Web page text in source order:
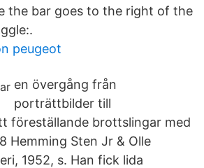
the bar goes to the right of the
peugeot
en övergång från
porträttbilder till
föreställande brottslingar med
Hemming Sten Jr & Olle
1952, s. Han fick lida